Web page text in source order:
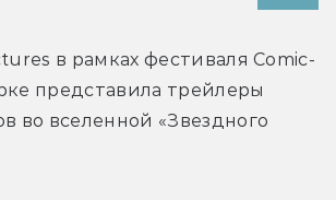
в рамках фестиваля Comic-
представила трейлеры
во вселенной «Звездного